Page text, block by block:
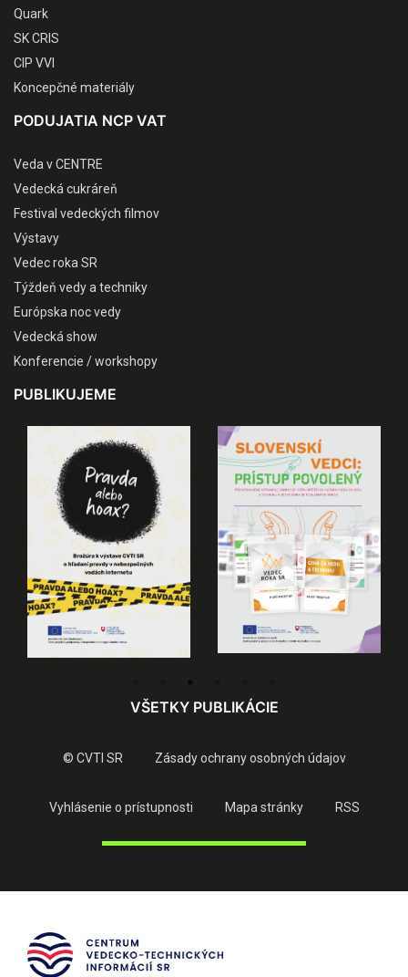
Quark
SK CRIS
CIP VVI
Koncepčné materiály
PODUJATIA NCP VAT
Veda v CENTRE
Vedecká cukráreň
Festival vedeckých filmov
Výstavy
Vedec roka SR
Týždeň vedy a techniky
Európska noc vedy
Vedecká show
Konferencie / workshopy
PUBLIKUJEME
VŠETKY PUBLIKÁCIE
© CVTI SR Zásady ochrany osobných údajov
Vyhlásenie o prístupnosti Mapa stránky RSS